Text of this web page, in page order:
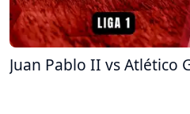
Juan Pablo II vs Atlético